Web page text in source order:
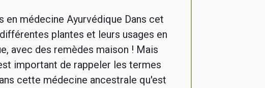
en médecine Ayurvédique Dans cet
plantes et leurs usages en
avec des remèdes maison ! Mais
important de rappeler les termes
cette médecine ancestrale qu'est